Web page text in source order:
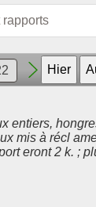
rapports
entiers,
mis à récl
eront 2 k. ;